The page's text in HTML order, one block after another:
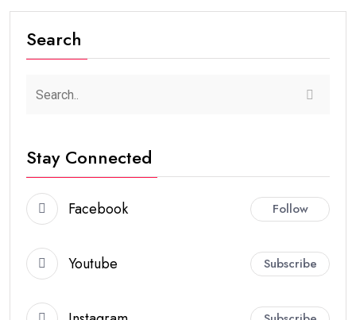
Search
Stay Connected
Facebook Follow
Youtube Subscribe